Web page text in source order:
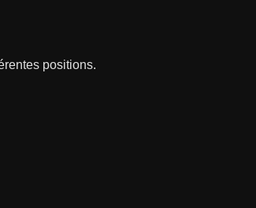
positions.